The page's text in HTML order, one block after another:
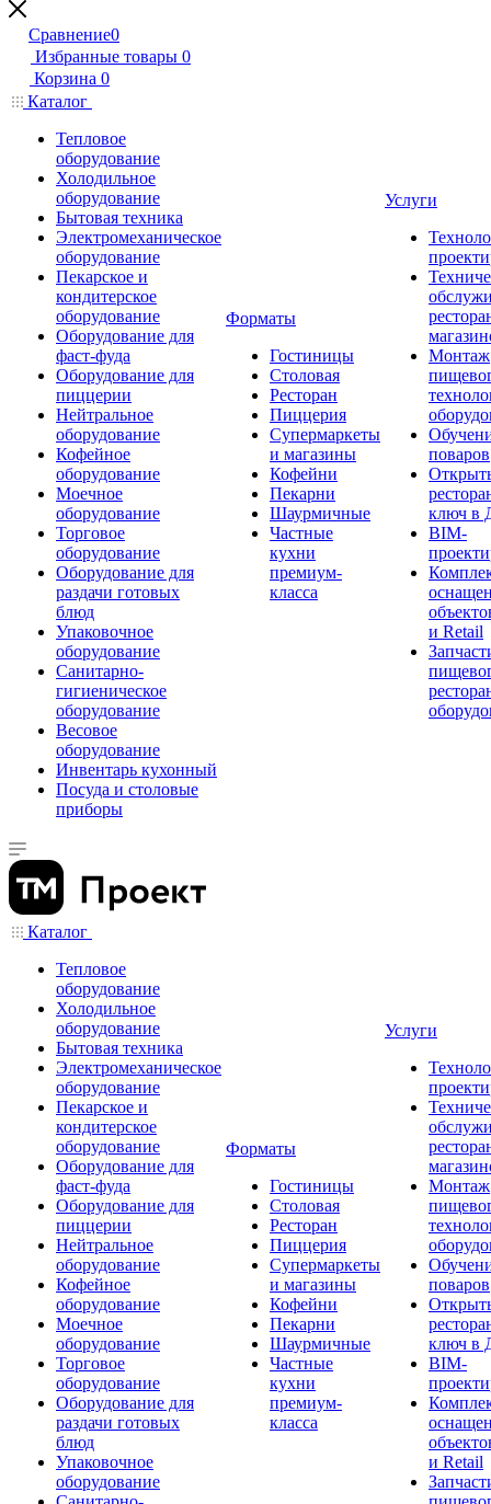
Сравнение0
Избранные товары 0
Корзина 0
Каталог
Тепловое
оборудование
Холодильное
оборудование
Бытовая техника
Электромеханическое
оборудование
Пекарское и
кондитерское
оборудование
Оборудование для
фаст-фуда
Оборудование для
пиццерии
Нейтральное
оборудование
Кофейное
оборудование
Моечное
оборудование
Торговое
оборудование
Оборудование для
раздачи готовых
блюд
Упаковочное
оборудование
Санитарно-
гигиеническое
оборудование
Весовое
оборудование
Инвентарь кухонный
Посуда и столовые
приборы
Форматы
Гостиницы
Столовая
Ресторан
Пиццерия
Супермаркеты
и магазины
Кофейни
Пекарни
Шаурмичные
Частные
кухни
премиум-
класса
Услуги
Монтаж
поваров
ключ в
BIM-
и Retail
Каталог
Тепловое
оборудование
Холодильное
оборудование
Бытовая техника
Электромеханическое
оборудование
Пекарское и
кондитерское
оборудование
Оборудование для
фаст-фуда
Оборудование для
пиццерии
Нейтральное
оборудование
Кофейное
оборудование
Моечное
оборудование
Торговое
оборудование
Оборудование для
раздачи готовых
блюд
Упаковочное
оборудование
Форматы
Гостиницы
Столовая
Ресторан
Пиццерия
Супермаркеты
и магазины
Кофейни
Пекарни
Шаурмичные
Частные
кухни
премиум-
класса
Услуги
Монтаж
поваров
ключ в
BIM-
и Retail